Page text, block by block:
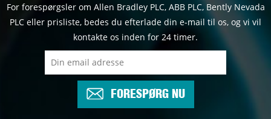
For forespørgsler om Allen Bradley PLC, ABB PLC, Bently Nevada
PLC eller prisliste, bedes du efterlade din e-mail til os, og vi vil
kontakte os inden for 24 timer.
FORESPØRG NU